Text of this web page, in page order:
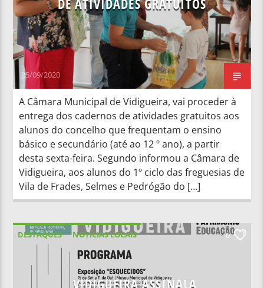
DE ATIVIDADES GRATUITOS
25/09/2020
A Câmara Municipal de Vidigueira, vai proceder à
entrega dos cadernos de atividades gratuitos aos
alunos do concelho que frequentam o ensino
básico e secundário (até ao 12 º ano), a partir
desta sexta-feira. Segundo informou a Câmara de
Vidigueira, aos alunos do 1º ciclo das freguesias de
Vila de Frades, Selmes e Pedrógão do […]
DESTAQUES NOTÍCIAS LOCAIS 0
VIDIGUEIRA ASSINALA